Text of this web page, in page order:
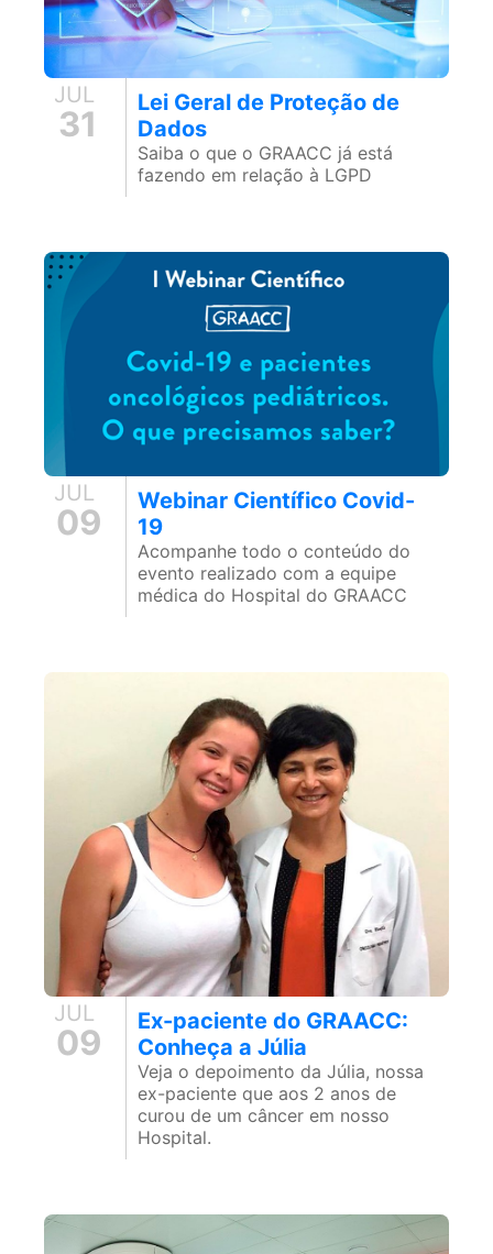
JUL
31
Lei Geral de Proteção de
Dados
Saiba o que o GRAACC já está
fazendo em relação à LGPD
JUL
09
Webinar Científico Covid-
19
Acompanhe todo o conteúdo do
evento realizado com a equipe
médica do Hospital do GRAACC
JUL
09
Ex-paciente do GRAACC:
Conheça a Júlia
Veja o depoimento da Júlia, nossa
ex-paciente que aos 2 anos de
curou de um câncer em nosso
Hospital.